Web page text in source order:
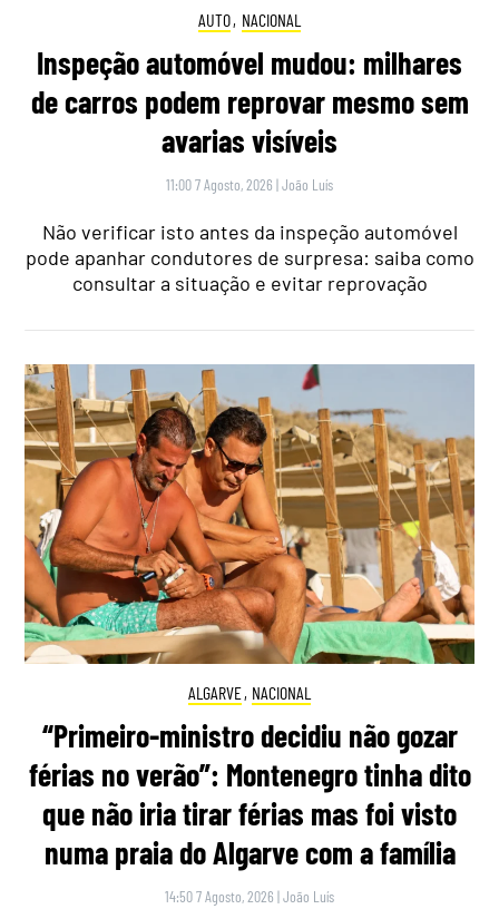
AUTO, NACIONAL
Inspeção automóvel mudou: milhares
de carros podem reprovar mesmo sem
avarias visíveis
11:00 7 Agosto, 2026 |João Luís
Não verificar isto antes da inspeção automóvel
pode apanhar condutores de surpresa: saiba como
consultar a situação e evitar reprovação
ALGARVE, NACIONAL
“Primeiro-ministro decidiu não gozar
férias no verão”: Montenegro tinha dito
que não iria tirar férias mas foi visto
numa praia do Algarve com a família
14:50 7 Agosto, 2026 |João Luís